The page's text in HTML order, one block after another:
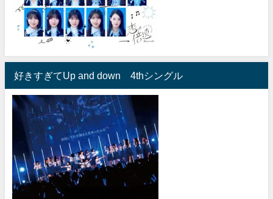
好きすぎてUp and down 4thシングル